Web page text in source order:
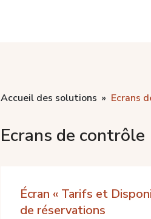
Accueil des solutions Ecrans
Ecrans de contrôle
Écran « Tarifs et
de réservations